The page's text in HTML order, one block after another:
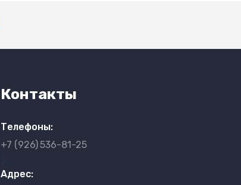
Контакты
Телефоны:
+7 (926)536-81-25
Адрес: